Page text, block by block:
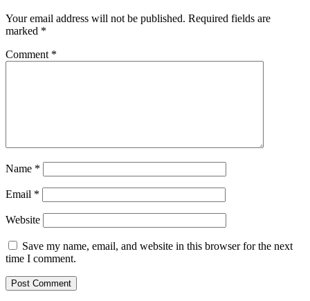
Your email address will not be published. Required fields are
marked *
Comment *
Name *
Email *
Website
Save my name, email, and website in this browser for the next
time I comment.